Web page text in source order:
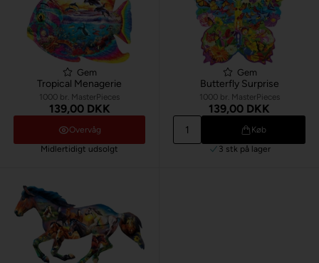
Gem
Tropical Menagerie
1000 br. MasterPieces
139,00 DKK
Overvåg
Midlertidigt udsolgt
Gem
Butterfly Surprise
1000 br. MasterPieces
139,00 DKK
Køb
3 stk på lager